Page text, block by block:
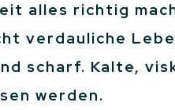
alles richtig
verdauliche
scharf. Kalte,
werden.